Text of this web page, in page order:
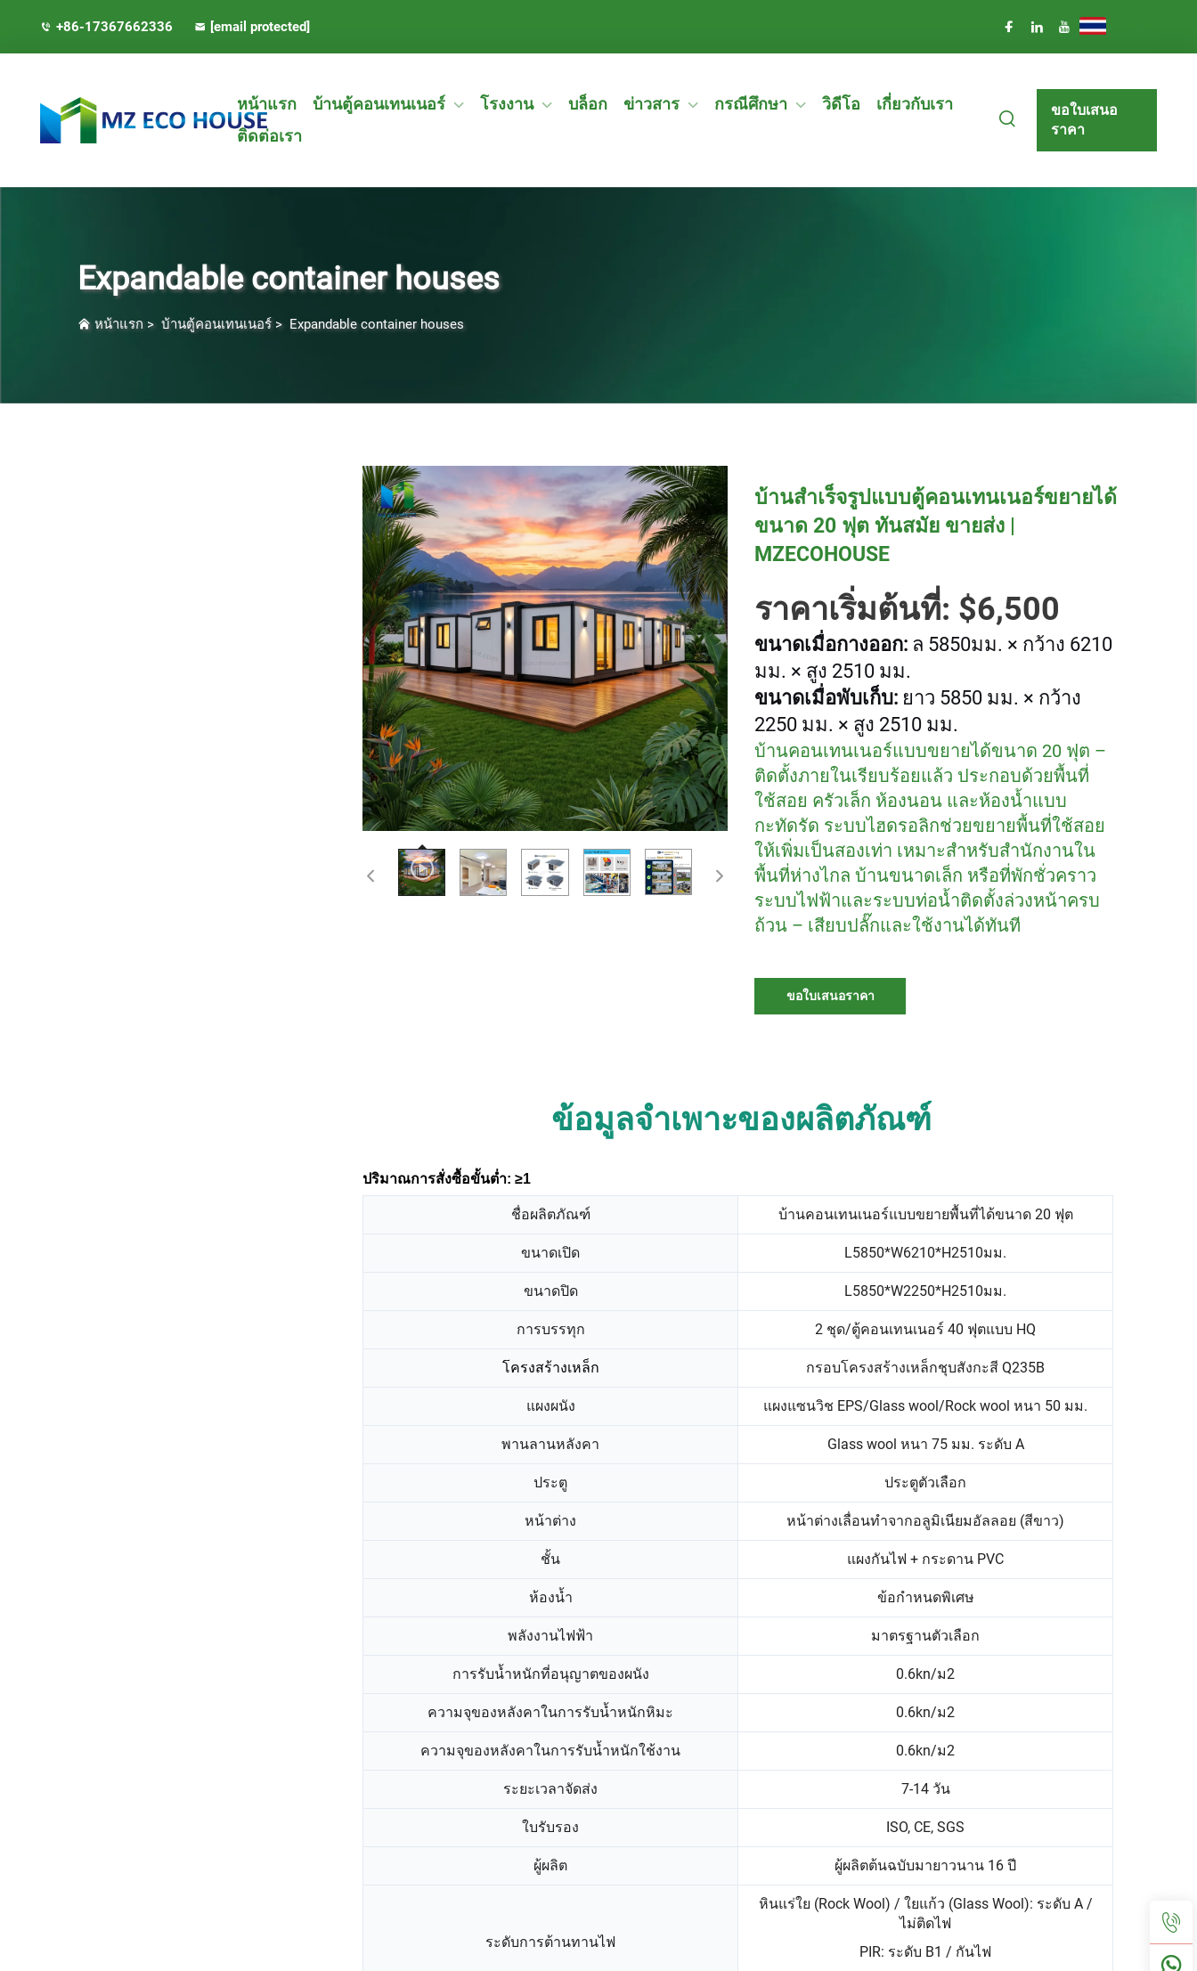
+86-17367662336 [email protected]
หน้าแรก บ้านตู้คอนเทนเนอร์ โรงงาน บล็อก ข่าวสาร กรณีศึกษา วิดีโอ
เกี่ยวกับเรา
ติดต่อเรา
ขอใบเสนอ
ราคา
Expandable container houses
หน้าแรก > บ้านตู้คอนเทนเนอร์ > Expandable container houses
บ้านสำเร็จรูปแบบตู้คอนเทนเนอร์ขยายได้
ขนาด 20 ฟุต ทันสมัย ขายส่ง |
MZECOHOUSE
ราคาเริ่มต้นที่: $6,500
ขนาดเมื่อกางออก: ล 5850มม. × กว้าง 6210
มม. × สูง 2510 มม.
ขนาดเมื่อพับเก็บ: ยาว 5850 มม. × กว้าง
2250 มม. × สูง 2510 มม.
บ้านคอนเทนเนอร์แบบขยายได้ขนาด 20 ฟุต –
ติดตั้งภายในเรียบร้อยแล้ว ประกอบด้วยพื้นที่
ใช้สอย ครัวเล็ก ห้องนอน และห้องน้ำแบบ
กะทัดรัด ระบบไฮดรอลิกช่วยขยายพื้นที่ใช้สอย
ให้เพิ่มเป็นสองเท่า เหมาะสำหรับสำนักงานใน
พื้นที่ห่างไกล บ้านขนาดเล็ก หรือที่พักชั่วคราว
ระบบไฟฟ้าและระบบท่อน้ำติดตั้งล่วงหน้าครบ
ถ้วน – เสียบปลั๊กและใช้งานได้ทันที
ขอใบเสนอราคา
ข้อมูลจำเพาะของผลิตภัณฑ์
ปริมาณการสั่งซื้อขั้นต่ำ: ≥1
ชื่อผลิตภัณฑ์ บ้านคอนเทนเนอร์แบบขยายพื้นที่ได้ขนาด 20 ฟุต
ขนาดเปิด L5850*W6210*H2510มม.
ขนาดปิด L5850*W2250*H2510มม.
การบรรทุก 2 ชุด/ตู้คอนเทนเนอร์ 40 ฟุตแบบ HQ
โครงสร้างเหล็ก กรอบโครงสร้างเหล็กชุบสังกะสี Q235B
แผงผนัง แผงแซนวิช EPS/Glass wool/Rock wool หนา 50 มม.
พานลานหลังคา Glass wool หนา 75 มม. ระดับ A
ประตู ประตูตัวเลือก
หน้าต่าง หน้าต่างเลื่อนทำจากอลูมิเนียมอัลลอย (สีขาว)
ชั้น แผงกันไฟ + กระดาน PVC
ห้องน้ำ ข้อกำหนดพิเศษ
พลังงานไฟฟ้า มาตรฐานตัวเลือก
การรับน้ำหนักที่อนุญาตของผนัง 0.6kn/ม2
ความจุของหลังคาในการรับน้ำหนักหิมะ 0.6kn/ม2
ความจุของหลังคาในการรับน้ำหนักใช้งาน 0.6kn/ม2
ระยะเวลาจัดส่ง 7-14 วัน
ใบรับรอง ISO, CE, SGS
ผู้ผลิต ผู้ผลิตต้นฉบับมายาวนาน 16 ปี
ระดับการต้านทานไฟ
หินแร่ใย (Rock Wool) / ใยแก้ว (Glass Wool): ระดับ A /
ไม่ติดไฟ
PIR: ระดับ B1 / กันไฟ